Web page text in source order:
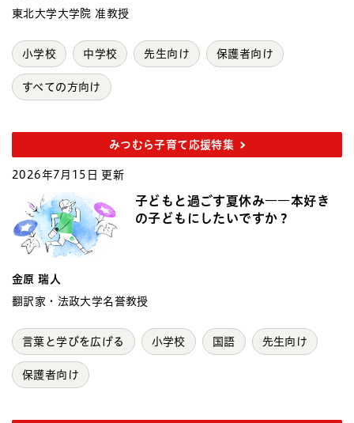
東北大学大学院 准教授
小学校 中学校 先生向け 保護者向け
すべての方向け
みつむら子育て応援特集
2026年7月15日 更新
子どもと過ごす夏休み――本好き
の子どもにしたいですか？
金原 瑞人
翻訳家・法政大学名誉教授
言葉と学びを広げる 小学校 国語 先生向け
保護者向け